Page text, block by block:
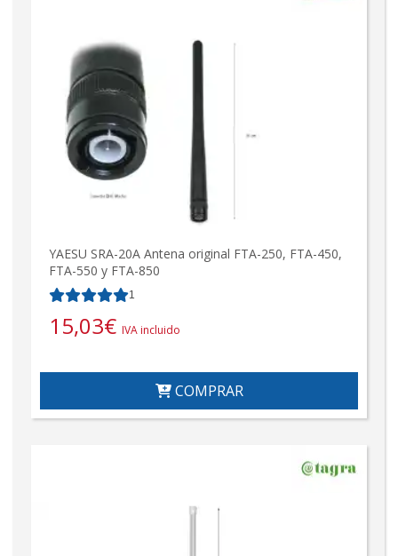
YAESU SRA-20A Antena original FTA-250, FTA-450,
FTA-550 y FTA-850
1
15,03€ IVA incluido
COMPRAR